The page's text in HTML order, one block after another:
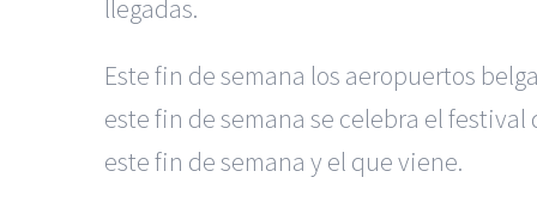
llegadas.
Este fin de semana los aeropuertos
este fin de semana se celebra el
este fin de semana y el que viene.